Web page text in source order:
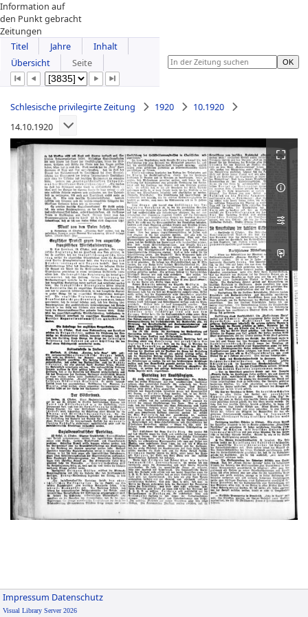
Information auf
den Punkt gebracht
Zeitungen
Titel
Jahre
Inhalt
Übersicht
Seite
Schlesische privilegirte Zeitung 1920
10.1920
14.10.1920
Impressum Datenschutz
Visual Library Server 2026